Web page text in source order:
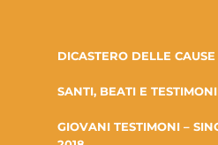
DICASTERO DELLE
SANTI, BEATI E TESTIMONI
GIOVANI TESTIMONI –